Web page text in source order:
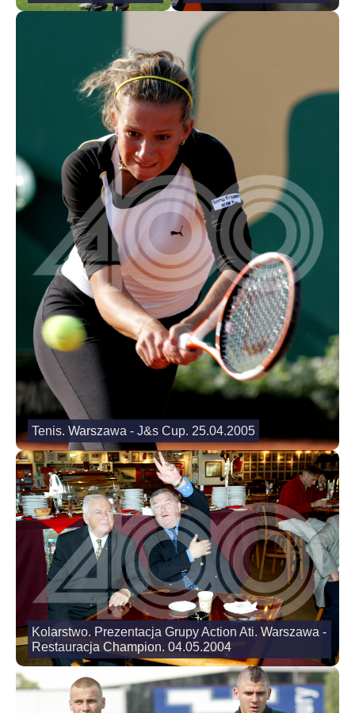
Tenis. Warszawa - J&s Cup. 25.04.2005
Kolarstwo. Prezentacja Grupy Action Ati. Warszawa -
Restauracja Champion. 04.05.2004